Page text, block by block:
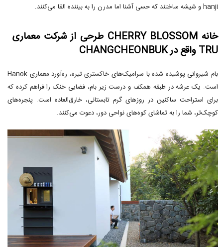
hanji و شیشه ساختند که حسی آشنا اما مدرن را به بیننده القا می‌کنند.
خانه CHERRY BLOSSOM طرحی از شرکت معماری
TRU واقع در CHANGCHEONBUK
بام شیروانی پوشیده شده با سرامیک‌های خاکستری تیره، ره‌آورد معماری Hanok
است. یک عرشه در طبقه همکف و درست زیر بام، فضایی خنک را فراهم کرده که
برای استراحت ساکنین در روزهای گرم تابستانی، خارق‌العاده است. پنجره‌های
کوچک‌تر، شما را به تماشای کوه‌های نواحی دور، دعوت می‌کنند.